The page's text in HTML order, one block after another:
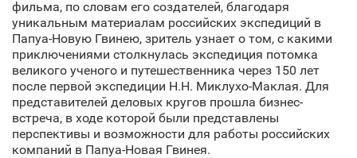
фильма, по словам его создателей, благодаря
уникальным материалам российских экспедиций в
Папуа-Новую Гвинею, зритель узнает о том, с какими
приключениями столкнулась экспедиция потомка
великого ученого и путешественника через 150 лет
после первой экспедиции Н.Н. Миклухо-Маклая. Для
представителей деловых кругов прошла бизнес-
встреча, в ходе которой были представлены
перспективы и возможности для работы российских
компаний в Папуа-Новая Гвинея.